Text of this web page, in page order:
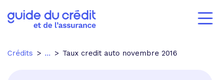
Crédits ... Taux credit auto novembre 2016